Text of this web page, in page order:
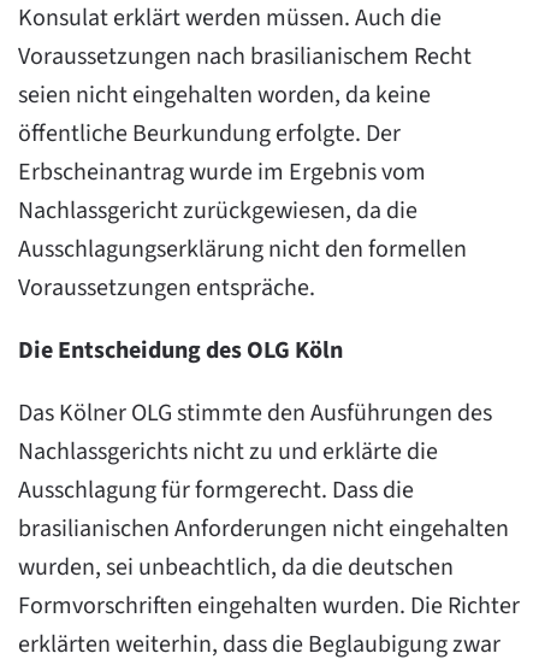
Konsulat erklärt werden müssen. Auch die
Voraussetzungen nach brasilianischem Recht
seien nicht eingehalten worden, da keine
öffentliche Beurkundung erfolgte. Der
Erbscheinantrag wurde im Ergebnis vom
Nachlassgericht zurückgewiesen, da die
Ausschlagungserklärung nicht den formellen
Voraussetzungen entspräche.
Die Entscheidung des OLG Köln
Das Kölner OLG stimmte den Ausführungen des
Nachlassgerichts nicht zu und erklärte die
Ausschlagung für formgerecht. Dass die
brasilianischen Anforderungen nicht eingehalten
wurden, sei unbeachtlich, da die deutschen
Formvorschriften eingehalten wurden. Die Richter
erklärten weiterhin, dass die Beglaubigung zwar